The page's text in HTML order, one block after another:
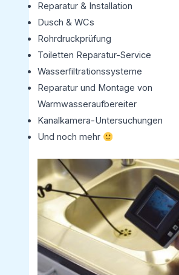
Reparatur & Installation
Dusch & WCs
Rohrdruckprüfung
Toiletten Reparatur-Service
Wasserfiltrationssysteme
Reparatur und Montage von
Warmwasseraufbereiter
Kanalkamera-Untersuchungen
Und noch mehr